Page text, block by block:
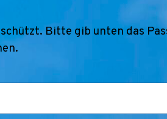
Bitte gib unten das